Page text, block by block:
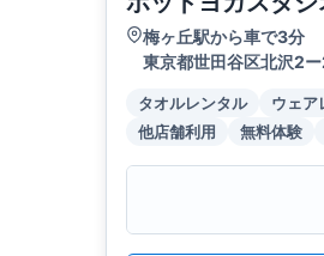
梅ヶ丘駅から車で3分
東京都世田谷区北沢2
タオルレンタル ウェア
他店舗利用
無料体験